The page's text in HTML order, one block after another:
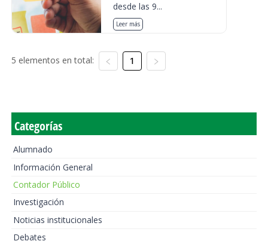
desde las 9...
Leer más
5 elementos en total: 1
Categorías
Alumnado
Información General
Contador Público
Investigación
Noticias institucionales
Debates